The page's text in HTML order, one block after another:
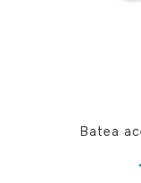
Batea